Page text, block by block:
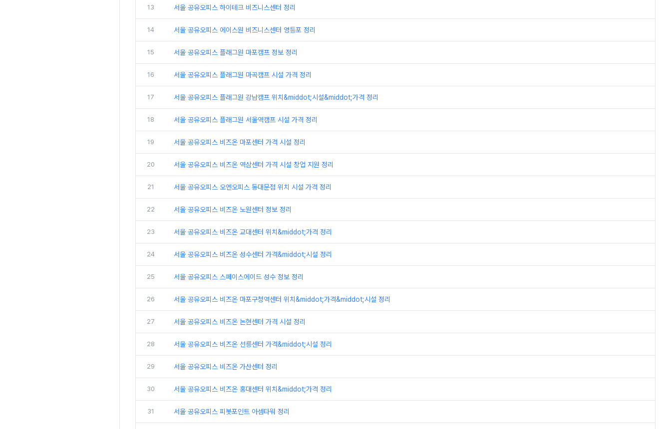
13 서울 공유오피스 하이테크 비즈니스센터 정리
14 서울 공유오피스 에이스원 비즈니스센터 영등포 정리
15 서울 공유오피스 플래그원 마포캠프 정보 정리
16 서울 공유오피스 플래그원 마곡캠프 시설 가격 정리
17 서울 공유오피스 플래그원 강남캠프 위치&middot;시설&middot;가격 정리
18 서울 공유오피스 플래그원 서울역캠프 시설 가격 정리
19 서울 공유오피스 비즈온 마포센터 가격 시설 정리
20 서울 공유오피스 비즈온 역삼센터 가격 시설 창업 지원 정리
21 서울 공유오피스 오엔오피스 동대문점 위치 시설 가격 정리
22 서울 공유오피스 비즈온 노원센터 정보 정리
23 서울 공유오피스 비즈온 교대센터 위치&middot;가격 정리
24 서울 공유오피스 비즈온 성수센터 가격&middot;시설 정리
25 서울 공유오피스 스페이스에이드 성수 정보 정리
26 서울 공유오피스 비즈온 마포구청역센터 위치&middot;가격&middot;시설 정리
27 서울 공유오피스 비즈온 논현센터 가격 시설 정리
28 서울 공유오피스 비즈온 선릉센터 가격&middot;시설 정리
29 서울 공유오피스 비즈온 가산센터 정리
30 서울 공유오피스 비즈온 홍대센터 위치&middot;가격 정리
31 서울 공유오피스 피봇포인트 아셈타워 정리